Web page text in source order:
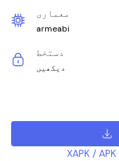
معماری
armeabi
دستخط
دیکھیں